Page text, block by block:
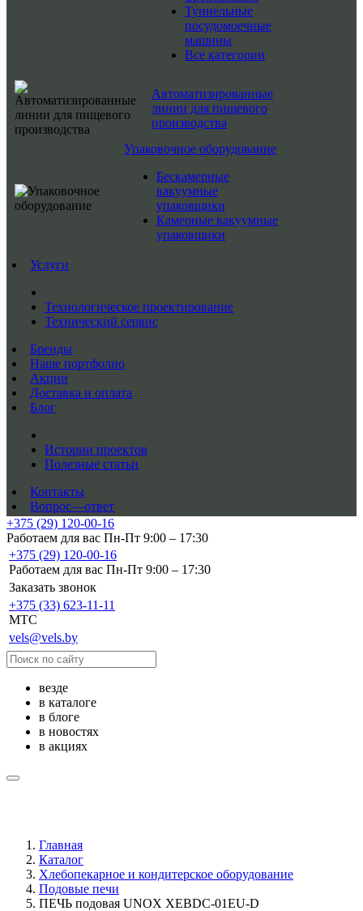
Туннельные
посудомоечные
машины
Все категории
Автоматизированные
линии для пищевого
производства
Упаковочное оборудование
Бескамерные
вакуумные
упаковщики
Камерные вакуумные
упаковщики
Услуги
Технологическое проектирование
Технический сервис
Бренды
Наше портфолио
Акции
Доставка и оплата
Блог
Истории проектов
Полезные статьи
Контакты
Вопрос—ответ
+375 (29) 120-00-16
Работаем для вас Пн-Пт 9:00 – 17:30
+375 (29) 120-00-16
Работаем для вас Пн-Пт 9:00 – 17:30
Заказать звонок
+375 (33) 623-11-11
MTC
vels@vels.by
везде
в каталоге
в блоге
в новостях
в акциях
Главная
Каталог
Хлебопекарное и кондитерское оборудование
Подовые печи
ПЕЧЬ подовая UNOX XEBDC-01EU-D